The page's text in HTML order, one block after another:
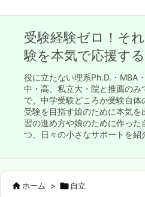
受験経験ゼロ！そ
験を本気で応援す
役に立たない理系Ph.D.・MBA
中・高、私立大・院と推薦の
で、中学受験どころか受験自
受験を目指す娘のために本気
習の進め方や娘のために作っ
つ、日々の小さなサポートを紹
ホーム > 自立